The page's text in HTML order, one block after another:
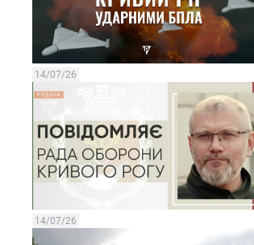
14/07/26
14/07/26